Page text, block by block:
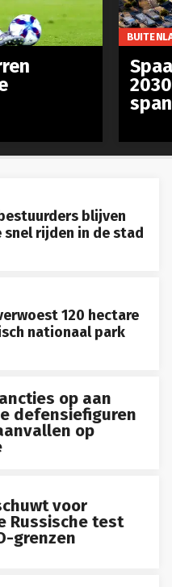
blijven
snel rijden in de stad
120 hectare
nationaal park
op aan
defensiefiguren
op
voor
Russische test
grenzen